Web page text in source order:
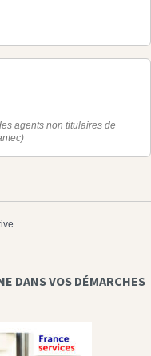
agents non titulaires de
DANS VOS DÉMARCHES